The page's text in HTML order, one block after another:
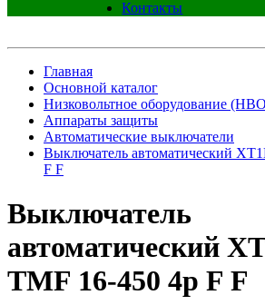
Контакты
Главная
Основной каталог
Низковольтное оборудование
Аппараты защиты
Автоматические выключатели
Выключатель автоматический
F F
Выключатель
автоматический
TMF 16-450 4p F F